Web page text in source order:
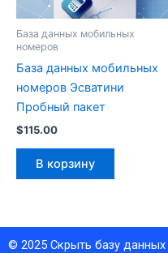
База данных мобильных
номеров
База данных мобильных
номеров Эсватини
Пробный пакет
$115.00
В корзину
© 2025 Скрыть базу данных